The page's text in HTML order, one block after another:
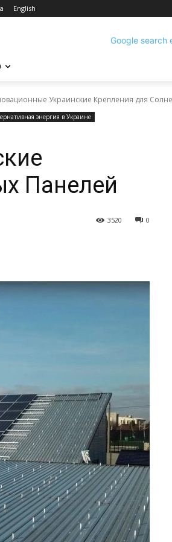
English
Украинские Крепления для
энергия в Украине
Панелей
0
3520